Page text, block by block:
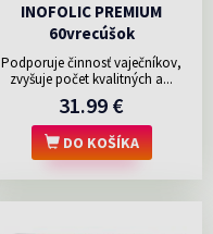
INOFOLIC PREMIUM
60vrecúšok
Podporuje činnosť vaječníkov,
zvyšuje počet kvalitných a...
31.99 €
DO KOŠÍKA